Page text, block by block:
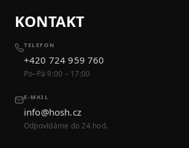
KONTAKT
TELEFON
+420 724 959 760
Po–Pá 9:00 – 17:00
E-MAIL
info@hosh.cz
Odpovídáme do 24 hod.